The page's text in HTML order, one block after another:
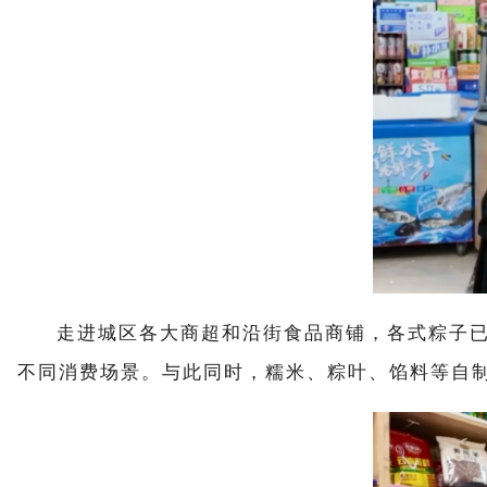
走进城区各大商超和沿街食品商铺，各式粽子
不同消费场景。与此同时，糯米、粽叶、馅料等自